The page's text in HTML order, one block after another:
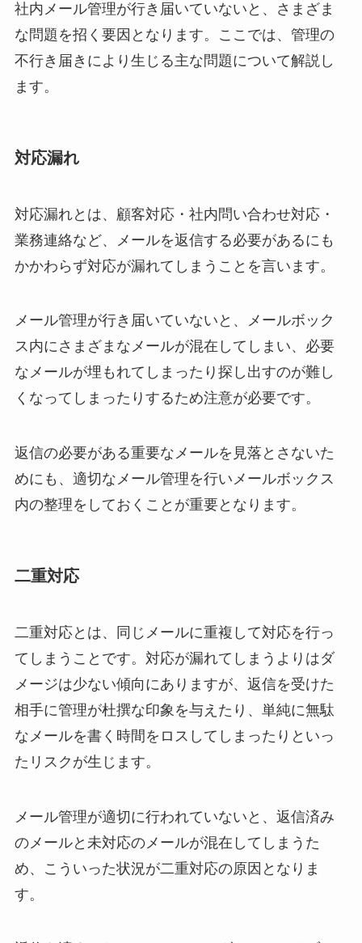
社内メール管理が行き届いていないと、さまざま
な問題を招く要因となります。ここでは、管理の
不行き届きにより生じる主な問題について解説し
ます。
対応漏れ
対応漏れとは、顧客対応・社内問い合わせ対応・
業務連絡など、メールを返信する必要があるにも
かかわらず対応が漏れてしまうことを言います。
メール管理が行き届いていないと、メールボック
ス内にさまざまなメールが混在してしまい、必要
なメールが埋もれてしまったり探し出すのが難し
くなってしまったりするため注意が必要です。
返信の必要がある重要なメールを見落とさないた
めにも、適切なメール管理を行いメールボックス
内の整理をしておくことが重要となります。
二重対応
二重対応とは、同じメールに重複して対応を行っ
てしまうことです。対応が漏れてしまうよりはダ
メージは少ない傾向にありますが、返信を受けた
相手に管理が杜撰な印象を与えたり、単純に無駄
なメールを書く時間をロスしてしまったりといっ
たリスクが生じます。
メール管理が適切に行われていないと、返信済み
のメールと未対応のメールが混在してしまうた
め、こういった状況が二重対応の原因となりま
す。